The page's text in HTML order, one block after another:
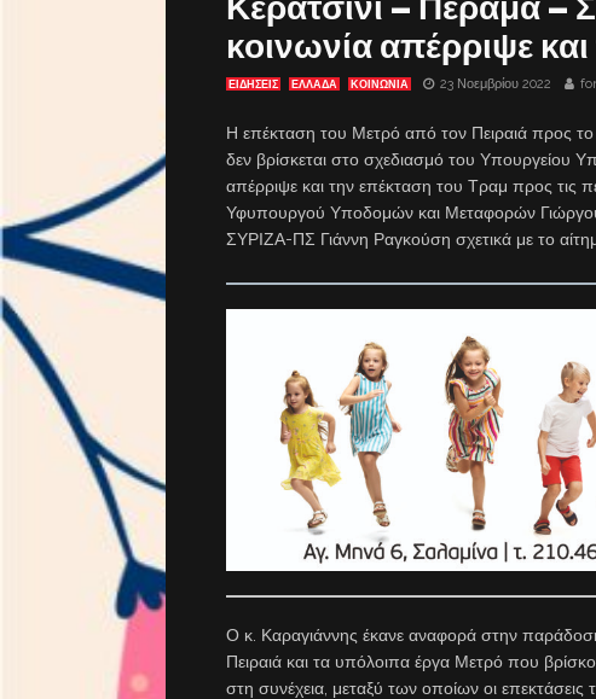
κοινωνία απέρριψε
ΕΙΔΗΣΕΙΣ ΕΛΛΑΔΑ ΚΟΙΝΩΝΙΑ 23 Νοεμβρίου 2022
Η επέκταση του Μετρό από τον Πειραιά προς
δεν βρίσκεται στο σχεδιασμό του Υπουργείου
απέρριψε και την επέκταση του Τραμ προς τις
Υφυπουργού Υποδομών και Μεταφορών
ΣΥΡΙΖΑ-ΠΣ Γιάννη Ραγκούση σχετικά με το
Ο κ. Καραγιάννης έκανε αναφορά στην
Πειραιά και τα υπόλοιπα έργα Μετρό που
στη συνέχεια, μεταξύ των οποίων οι